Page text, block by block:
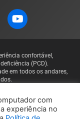
Y
o
u
b
e
confortável,
(PCD).
em todos os andares,
com
experiência no